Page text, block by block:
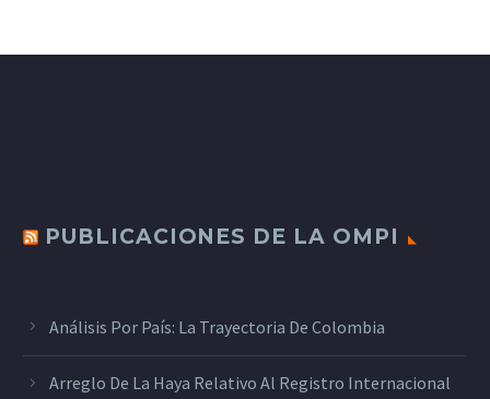
PUBLICACIONES DE LA OMPI
Análisis Por País: La Trayectoria De Colombia
Arreglo De La Haya Relativo Al Registro Internacional